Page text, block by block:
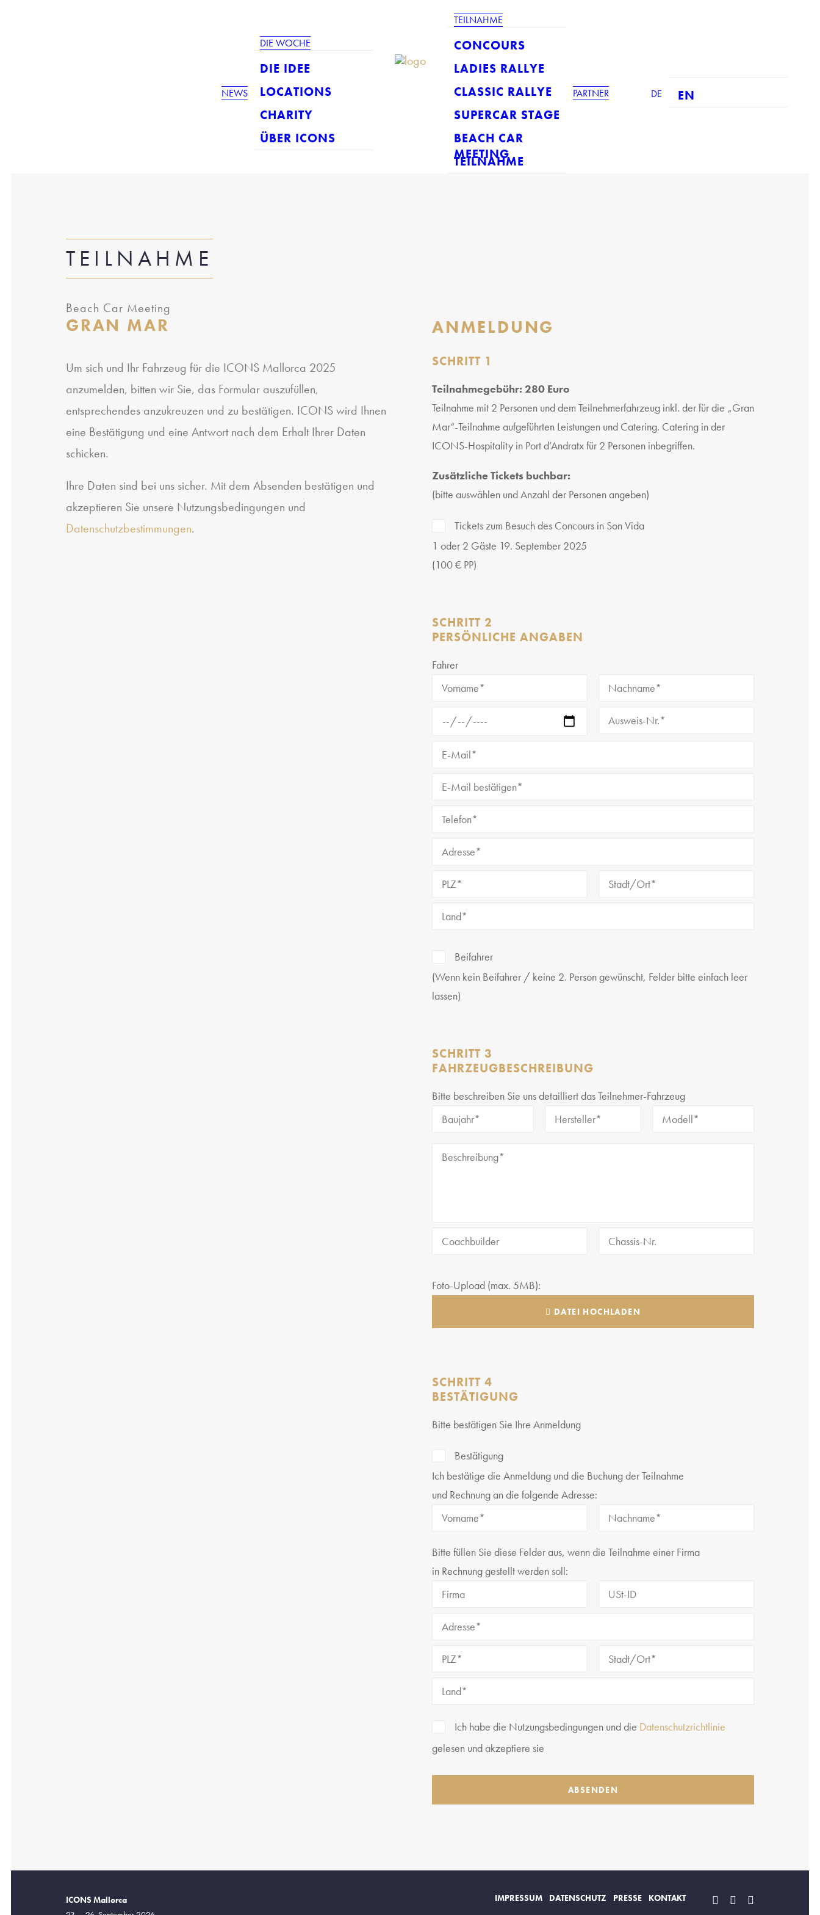
DE EN
NEWS
DIE WOCHE
DIE IDEE
LOCATIONS
CHARITY
ÜBER ICONS
TEILNAHME
CONCOURS
LADIES RALLYE
CLASSIC RALLYE
SUPERCAR STAGE
BEACH CAR
MEETING
TEILNAHME
PARTNER
TEILNAHME
Beach Car Meeting
GRAN MAR
Um sich und Ihr Fahrzeug für die ICONS Mallorca 2025
anzumelden, bitten wir Sie, das Formular auszufüllen,
entsprechendes anzukreuzen und zu bestätigen. ICONS wird Ihnen
eine Bestätigung und eine Antwort nach dem Erhalt Ihrer Daten
schicken.
Ihre Daten sind bei uns sicher. Mit dem Absenden bestätigen und
akzeptieren Sie unsere Nutzungsbedingungen und
Datenschutzbestimmungen.
ANMELDUNG
SCHRITT 1
Teilnahmegebühr: 280 Euro
Teilnahme mit 2 Personen und dem Teilnehmerfahrzeug inkl. der für die „Gran
Mar“-Teilnahme aufgeführten Leistungen und Catering. Catering in der
ICONS-Hospitality in Port d’Andratx für 2 Personen inbegriffen.
Zusätzliche Tickets buchbar:
(bitte auswählen und Anzahl der Personen angeben)
Tickets zum Besuch des Concours in Son Vida
1 oder 2 Gäste 19. September 2025
(100 € PP)
SCHRITT 2
PERSÖNLICHE ANGABEN
Fahrer
Beifahrer
(Wenn kein Beifahrer / keine 2. Person gewünscht, Felder bitte einfach leer
lassen)
SCHRITT 3
FAHRZEUGBESCHREIBUNG
Bitte beschreiben Sie uns detailliert das Teilnehmer-Fahrzeug
Foto-Upload (max. 5MB):
DATEI HOCHLADEN
SCHRITT 4
BESTÄTIGUNG
Bitte bestätigen Sie Ihre Anmeldung
Bestätigung
Ich bestätige die Anmeldung und die Buchung der Teilnahme
und Rechnung an die folgende Adresse:
Bitte füllen Sie diese Felder aus, wenn die Teilnahme einer Firma
in Rechnung gestellt werden soll:
Ich habe die Nutzungsbedingungen und die Datenschutzrichtlinie
gelesen und akzeptiere sie
ICONS Mallorca
IMPRESSUM DATENSCHUTZ PRESSE KONTAKT